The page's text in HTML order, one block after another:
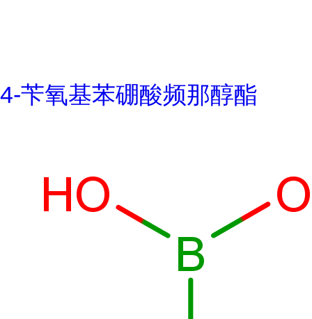
4-苄氧基苯硼酸频那醇酯